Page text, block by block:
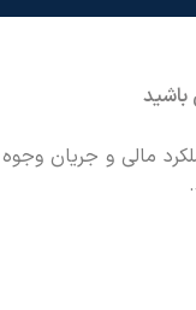
باشید
مالی و جریان